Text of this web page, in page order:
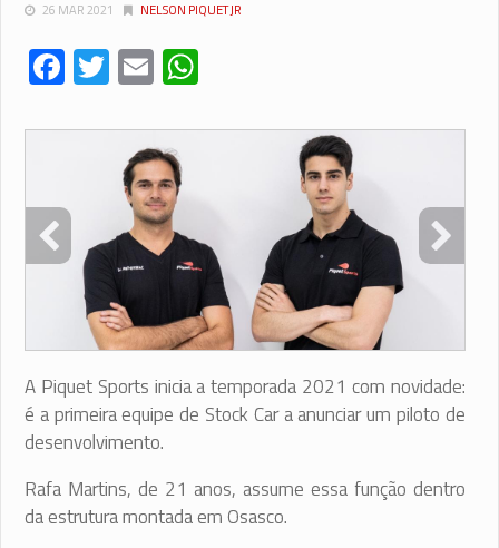
26 MAR 2021 NELSON PIQUET JR
Facebook
Twitter
Email
A Piquet Sports inicia a temporada 2021 com novidade:
é a primeira equipe de Stock Car a anunciar um piloto de
desenvolvimento.
Rafa Martins, de 21 anos, assume essa função dentro
da estrutura montada em Osasco.